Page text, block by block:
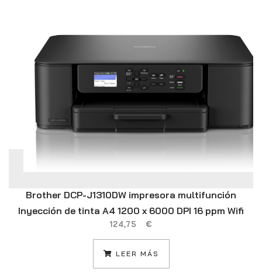
Brother DCP-J1310DW impresora multifunción
Inyección de tinta A4 1200 x 6000 DPI 16 ppm Wifi
124,75 €
LEER MÁS